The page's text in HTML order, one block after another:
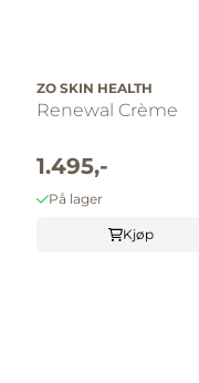
ZO SKIN HEALTH
Renewal Crème
1.495,-
På lager
Kjøp